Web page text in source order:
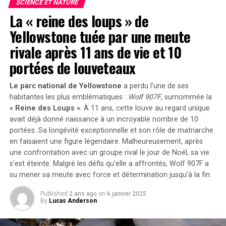
permettant son téléchargement gratuit?
A noter qu’un scientifique spécialisé chez Integrity
Institute , Jeff Allen , a découvert récemment que stable
diffusion v1 .5 avait enregistré plus six millions
téléchargements depuis huggging face durant
seulement mois passé faisant ainsi figure modèle image
generator plus populaire plateforme actuelle
Lutte Actuelle Contre Le CSAM
Généré Par L’IA
Le flot incessant rapports troublants concernant csam
ncII ne faiblit pas malgré efforts déployés certaines
compagnies améliorer sécurité produits via Tech
Coalition quel progrès observons-nous face problème
global?
Pistes Découvertes dans les Cœurs
Glaciaires
Afin d’identifier la source de cette éruption, les
chercheurs ont analysé des cendres retrouvées dans des
carottes glaciaires polaires. Leur étude a révélé que
l’éruption provenait du volcan Zavaritskii situé sur l’île
isolée de Simushir,qui fait partie des îles Kouriles
contestées entre la Russie et le Japon. Pendant la guerre
froide, l’Union soviétique avait utilisé un cratère
volcanique inondé sur Simushir comme base secrète
pour sous-marins nucléaires.
Les résultats publiés le 30 décembre 2024 dans la revue
PNAS, soulignent combien il reste encore à découvrir
concernant l’activité volcanique sur ces îles.
SCIENCE ET NATURE
La « reine des loups » de
Yellowstone tuée par une meute
rivale après 11 ans de vie et 10
portées de louveteaux
Le parc national de Yellowstone a perdu l’une de ses
habitantes les plus emblématiques : Wolf 907F, surnommée la
« Reine des Loups ». À 11 ans, cette louve au regard unique
avait déjà donné naissance à un incroyable nombre de 10
portées. Sa longévité exceptionnelle et son rôle de matriarche
en faisaient une figure légendaire. Malheureusement, après
une confrontation avec un groupe rival le jour de Noël, sa vie
s’est éteinte. Malgré les défis qu’elle a affrontés, Wolf 907F a
su mener sa meute avec force et détermination jusqu’à la fin.
Published 2 ans ago on 6 janvier 2025
By Lucas Anderson